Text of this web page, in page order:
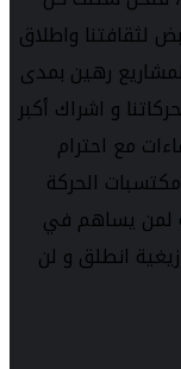
لثقافتنا واطلاق
رهين بمدى
و اشراك أكبر
مع احترام
الحركة
لمن يساهم في
انطلق و لن